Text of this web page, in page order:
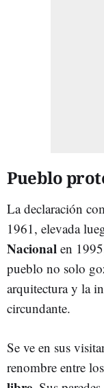
Pueblo
La declaración
1961, elevada
Nacional en
pueblo no solo
arquitectura y la
circundante.
Se ve en sus
renombre entre